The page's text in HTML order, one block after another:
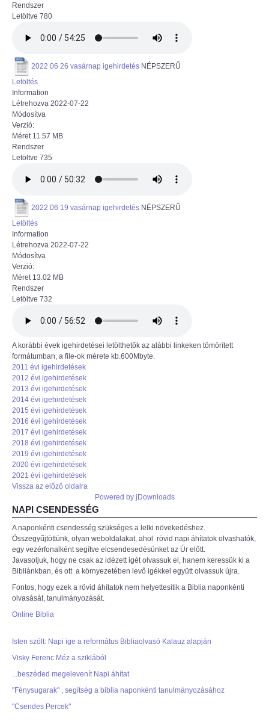
Rendszer
Letöltve 780
2022 06 26 vasárnap igehirdetés NÉPSZERŰ
Letöltés
Information
Létrehozva 2022-07-22
Módosítva
Verzió:
Méret 11.57 MB
Rendszer
Letöltve 735
2022 06 19 vasárnap igehirdetés NÉPSZERŰ
Letöltés
Information
Létrehozva 2022-07-22
Módosítva
Verzió:
Méret 13.02 MB
Rendszer
Letöltve 732
A korábbi évek igehirdetései letölthetők az alábbi linkeken tömörített
formátumban, a file-ok mérete kb.600Mbyte.
2011 évi igehirdetések
2012 évi igehirdetések
2013 évi igehirdetések
2014 évi igehirdetések
2015 évi igehirdetések
2016 évi igehirdetések
2017 évi igehirdetések
2018 évi igehirdetések
2019 évi igehirdetések
2020 évi igehirdetések
2021 évi igehirdetések
Vissza az előző oldalra
Powered by jDownloads
NAPI CSENDESSÉG
A naponkénti csendesség szükséges a lelki növekedéshez.
Összegyűjtöttünk, olyan weboldalakat, ahol rövid napi áhítatok olvashatók,
egy vezérfonalként segítve elcsendesedésünket az Úr előtt.
Javasoljuk, hogy ne csak az idézett igét olvassuk el, hanem keressük ki a
Bibliánkban, és ott a környezetében levő igékkel együtt olvassuk újra.
Fontos, hogy ezek a rövid áhítatok nem helyettesítik a Biblia naponkénti
olvasását, tanulmányozását.
Online Biblia
Isten szólt: Napi ige a református Bibliaolvasó Kalauz alapján
Visky Ferenc Méz a sziklából
...beszéded megelevenít Napi áhítat
"Fénysugarak" , segítség a biblia naponkénti tanulmányozásához
"Csendes Percek"